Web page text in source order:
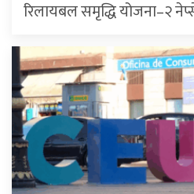
रिलायबल समृद्धि योजना–२